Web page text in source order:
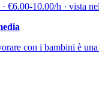
€6.00-10.00/h · vista
con i bambini è